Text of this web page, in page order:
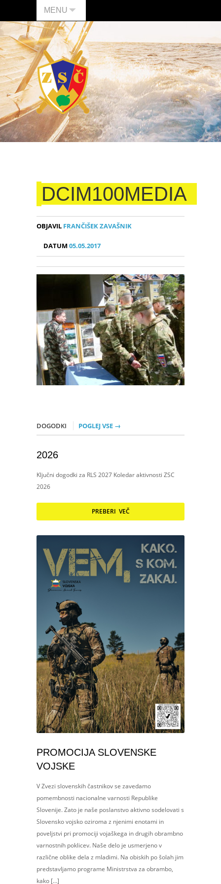
MENU
DCIM100MEDIA
OBJAVIL FRANČIŠEK ZAVAŠNIK
DATUM05.05.2017
DOGODKI POGLEJ VSE →
2026
Ključni dogodki za RLS 2027 Koledar aktivnosti ZSC
2026
PREBERI VEČ
PROMOCIJA SLOVENSKE
VOJSKE
V Zvezi slovenskih častnikov se zavedamo
pomembnosti nacionalne varnosti Republike
Slovenije. Zato je naše poslanstvo aktivno sodelovati s
Slovensko vojsko oziroma z njenimi enotami in
poveljstvi pri promociji vojaškega in drugih obrambno
varnostnih poklicev. Naše delo je usmerjeno v
različne oblike dela z mladimi. Na obiskih po šolah jim
predstavljamo programe Ministrstva za obrambo,
kako […]